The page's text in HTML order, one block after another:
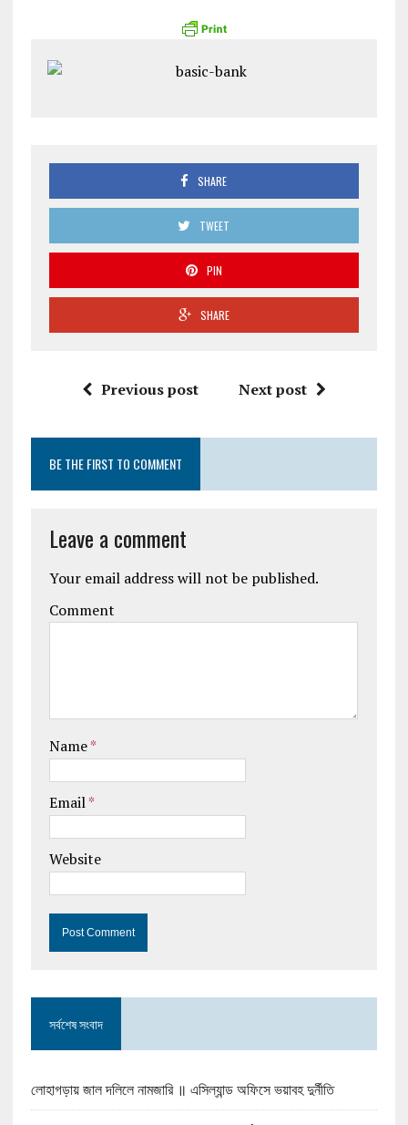
SHARE
TWEET
PIN
SHARE
Previous post Next post
BE THE FIRST TO COMMENT
Leave a comment
Your email address will not be published.
Comment
Name*
Email*
Website
সর্বশেষ সংবাদ
লোহাগড়ায় জাল দলিলে নামজারি ॥ এসিল্যান্ড অফিসে ভয়াবহ দুর্নীতি